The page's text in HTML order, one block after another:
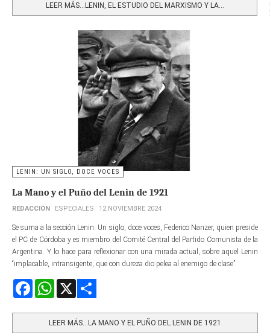
LEER MÁS…LENIN, EL ESTUDIO DEL MARXISMO Y LA...
LENIN: UN SIGLO, DOCE VOCES
La Mano y el Puño del Lenin de 1921
REDACCIÓN ESPECIALES 12 NOVIEMBRE 2024
Se suma a la sección Lenin: Un siglo, doce voces, Federico Nanzer, quien preside
el PC de Córdoba y es miembro del Comité Central del Partido Comunista de la
Argentina. Y lo hace para reflexionar con una mirada actual, sobre aquel Lenin
“implacable, intransigente, que con dureza dio pelea al enemigo de clase”.
FacebookWhatsApp
LEER MÁS…LA MANO Y EL PUÑO DEL LENIN DE 1921